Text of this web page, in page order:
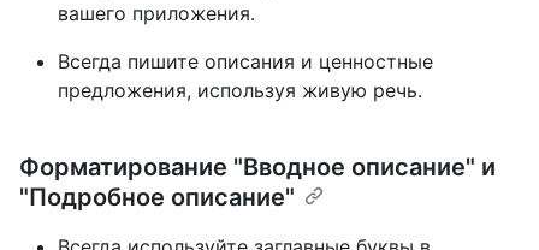
вашего приложения.
Всегда пишите описания и ценностные
предложения, используя живую речь.
Форматирование "Вводное описание" и
"Подробное описание"